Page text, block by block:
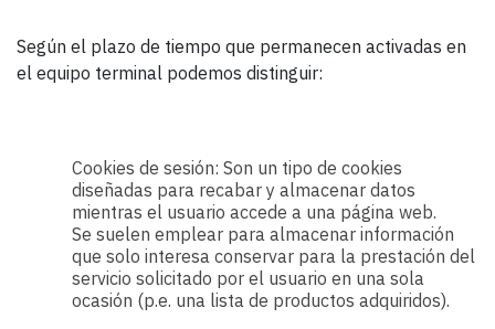
Según el plazo de tiempo que permanecen activadas en
el equipo terminal podemos distinguir:
Cookies de sesión: Son un tipo de cookies
diseñadas para recabar y almacenar datos
mientras el usuario accede a una página web.
Se suelen emplear para almacenar información
que solo interesa conservar para la prestación del
servicio solicitado por el usuario en una sola
ocasión (p.e. una lista de productos adquiridos).